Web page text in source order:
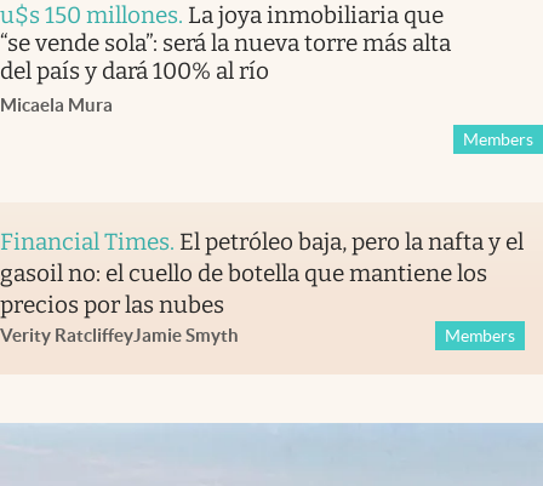
u$s 150 millones. La joya inmobiliaria que
“se vende sola”: será la nueva torre más alta
del país y dará 100% al río
Micaela Mura
Members
Financial Times. El petróleo baja, pero la nafta y el
gasoil no: el cuello de botella que mantiene los
precios por las nubes
Verity RatcliffeyJamie Smyth Members